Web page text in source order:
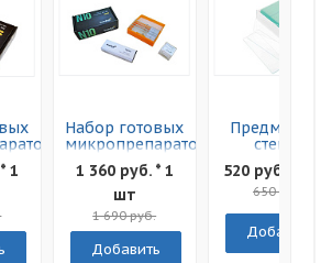
1
Набор готовых
микропрепаратов
Levenhuk N10
NG
1 360 руб. * 1
шт
1 690 руб.
Добавить
Предметные
стекла
Levenhuk
50шт
520 руб. * 1
650 руб.
Добавить